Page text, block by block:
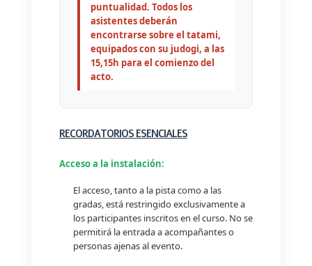
puntualidad. Todos los
asistentes deberán
encontrarse sobre el tatami,
equipados con su judogi, a las
15,15h para el comienzo del
acto.
RECORDATORIOS ESENCIALES
Acceso a la instalación:
El acceso, tanto a la pista como a las
gradas, está restringido exclusivamente a
los participantes inscritos en el curso. No se
permitirá la entrada a acompañantes o
personas ajenas al evento.